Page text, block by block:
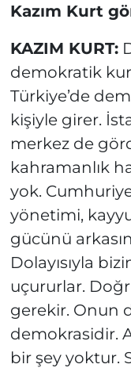
Kazım Kurt
KAZIM KURT:
demokratik
Türkiye’de
kişiyle girer.
merkez de
kahramanlık
yok.
yönetimi,
gücünü
Dolayısıyla
uçururlar.
gerekir. Onun
demokrasidir.
bir şey yoktur.